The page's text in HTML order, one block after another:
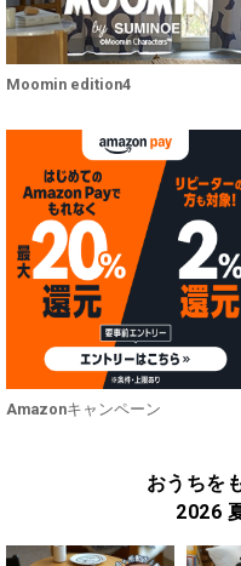
Moomin edition4
Amazonキャンペーン
おうちを
2026